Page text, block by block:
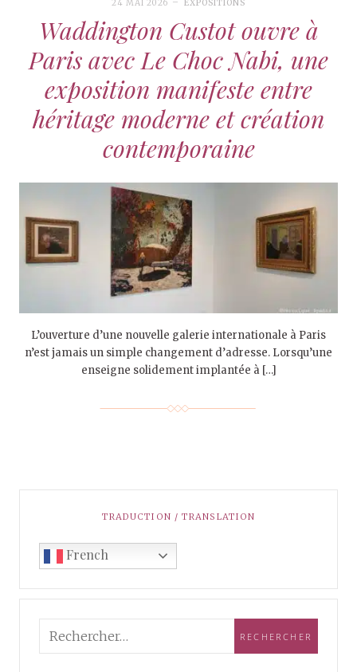
24 MAI 2026 EXPOSITIONS
Waddington Custot ouvre à
Paris avec Le Choc Nabi, une
exposition manifeste entre
héritage moderne et création
contemporaine
L’ouverture d’une nouvelle galerie internationale à Paris
n’est jamais un simple changement d’adresse. Lorsqu’une
enseigne solidement implantée à […]
TRADUCTION / TRANSLATION
French